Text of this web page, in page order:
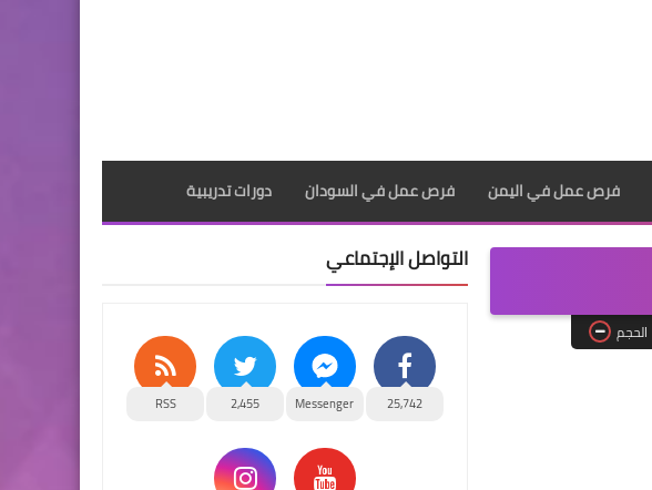
فرص عمل في اليمن فرص عمل في السودان دورات تدريبية
الحجم
التواصل الإجتماعي
25,742
Messenger
2,455
RSS